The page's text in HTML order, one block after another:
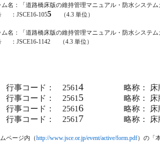
「道路橋床版の維持管理マニュアル・防水システム
JSCE16-1055 （4.3 単位）
「道路橋床版の維持管理マニュアル・防水システム
JSCE16-1142 （4.3 単位）
行事コード： 25614 略称： 床版
行事コード： 25615 略称： 床版
行事コード： 25616 略称： 床
行事コード： 25617 略称： 床版
ージ内（http://www.jsce.or.jp/event/active/form.pdf）の「